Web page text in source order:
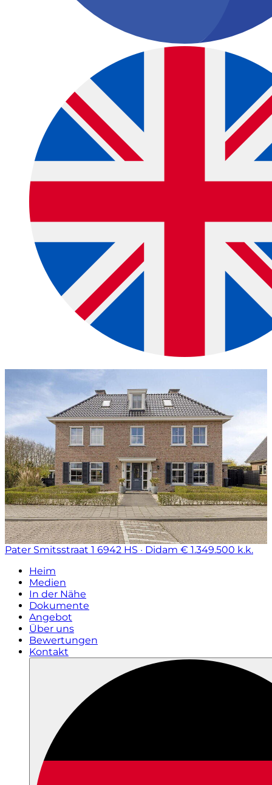
Pater Smitsstraat 1 6942 HS · Didam € 1.349.500 k.k.
Heim
Medien
In der Nähe
Dokumente
Angebot
Über uns
Bewertungen
Kontakt